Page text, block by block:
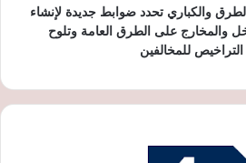
والكباري تحدد ضوابط جديدة لإنشاء
والمخارج على الطرق العامة وتلوح
التراخيص للمخالفين